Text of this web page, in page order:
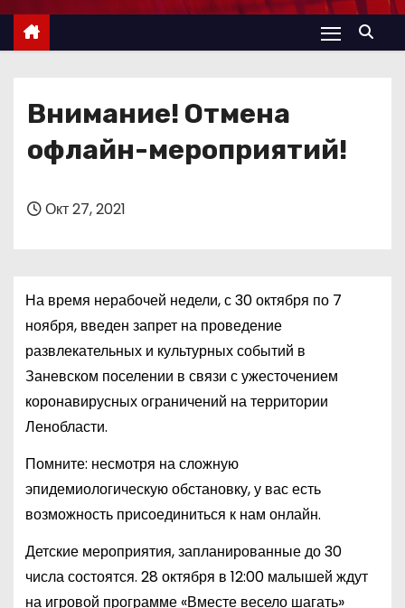
ж
Внимание! Отмена
офлайн-мероприятий!
Окт 27, 2021
На время нерабочей недели, с 30 октября по 7
ноября, введен запрет на проведение
развлекательных и культурных событий в
Заневском поселении в связи с ужесточением
коронавирусных ограничений на территории
Ленобласти.
Помните: несмотря на сложную
эпидемиологическую обстановку, у вас есть
возможность присоединиться к нам онлайн.
Детские мероприятия, запланированные до 30
числа состоятся. 28 октября в 12:00 малышей ждут
на игровой программе «Вместе весело шагать»